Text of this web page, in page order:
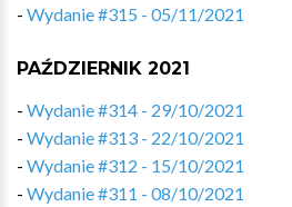
- Wydanie #315 - 05/11/2021
PAŹDZIERNIK 2021
- Wydanie #314 - 29/10/2021
- Wydanie #313 - 22/10/2021
- Wydanie #312 - 15/10/2021
- Wydanie #311 - 08/10/2021